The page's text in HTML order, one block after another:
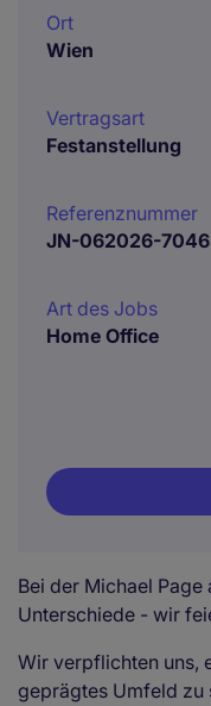
Ort
Wien
Vertragsart
Festanstellung
Referenznummer
JN-062026-
Art des Jobs
Home Office
Bei der Michael
Unterschiede - wir
Wir verpflichten uns,
geprägtes Umfeld zu